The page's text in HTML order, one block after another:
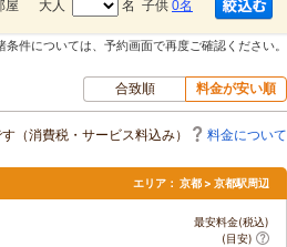
屋 大人 名 子供 0名
件については、予約画面で再度ご確認ください。
合致順 料金が安い順
（消費税・サービス料込み） 料金について
エリア： 京都 > 京都駅周辺
最安料金(税込)
(目安)